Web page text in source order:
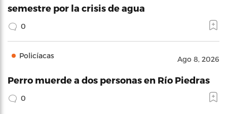
semestre por la crisis de agua
0
Policíacas Ago 8, 2026
Perro muerde a dos personas en Río Piedras
0